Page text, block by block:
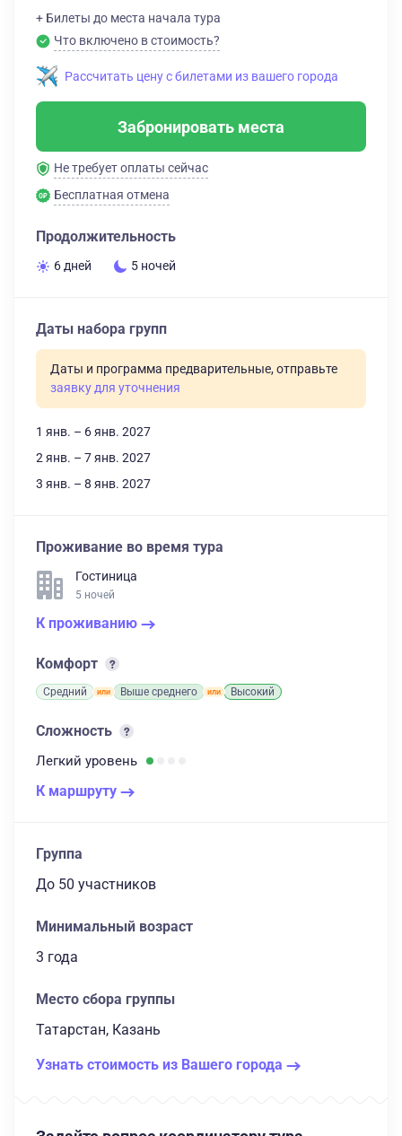
+ Билеты до места начала тура
Что включено в стоимость?
Рассчитать цену с билетами из вашего города
Забронировать места
Не требует оплаты сейчас
Бесплатная отмена
Продолжительность
6 дней 5 ночей
Даты набора групп
Даты и программа предварительные, отправьте
заявку для уточнения
1 янв. – 6 янв. 2027
2 янв. – 7 янв. 2027
3 янв. – 8 янв. 2027
Проживание во время тура
Гостиница
5 ночей
К проживанию
Комфорт
Средний Выше среднего Высокий
Сложность
Легкий уровень
К маршруту
Группа
до 50 участников
Минимальный возраст
3 года
Место сбора группы
Татарстан, Казань
Узнать стоимость из Вашего города